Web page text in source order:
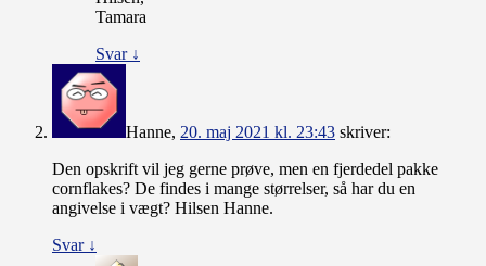
Tamara
Svar ↓
Hanne, 20. maj 2021 kl. 23:43 skriver:
Den opskrift vil jeg gerne prøve, men en fjerdedel pakke
cornflakes? De findes i mange størrelser, så har du en
angivelse i vægt? Hilsen Hanne.
Svar ↓